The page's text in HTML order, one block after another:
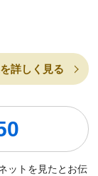
詳しく見る
ットを見たとお伝